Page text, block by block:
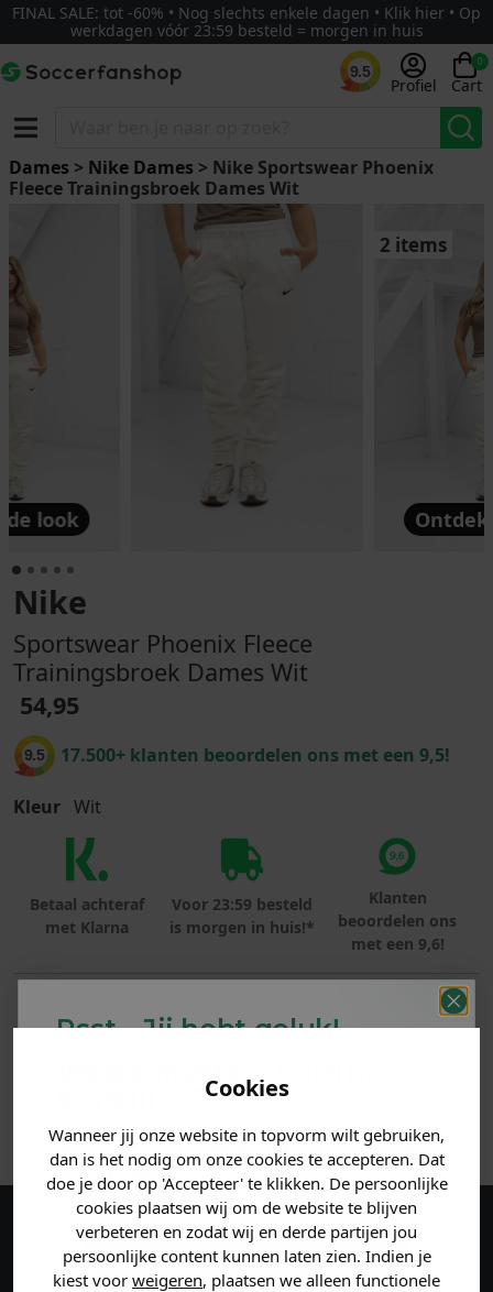
Cookies
Wanneer jij onze website in topvorm wilt gebruiken,
dan is het nodig om onze cookies te accepteren. Dat
doe je door op 'Accepteer' te klikken. De persoonlijke
cookies plaatsen wij om de website te blijven
verbeteren en zodat wij en derde partijen jou
persoonlijke content kunnen laten zien. Indien je
kiest voor weigeren, plaatsen we alleen functionele
FINAL SALE: tot -60% • Nog slechts enkele dagen • Klik hier • Op
werkdagen vóór 23:59 besteld = morgen in huis
9.5
Profiel
0
Cart
Dames > Nike Dames > Nike Sportswear Phoenix
Fleece Trainingsbroek Dames Wit
de look
2 items
Nike
Sportswear Phoenix Fleece
Trainingsbroek Dames Wit
54,95
9.5 17.500+ klanten beoordelen ons met een 9,5!
Kleur Wit
Betaal achteraf
met Klarna
Voor 23:59 besteld
is morgen in huis!*
Klanten
beoordelen ons
met een 9,6!
Maak een account aan en ontvang 5%
korting op je eerste bestelling!
Psst... Jij hebt geluk!
Welke mystery
krijg jij? (Tot-30%
Vertel ons waar je naar op
zoek bent. 👇
Heren kleding